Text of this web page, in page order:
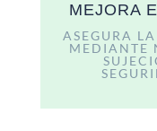
MEJORA
ASEGURA
MEDIANTE